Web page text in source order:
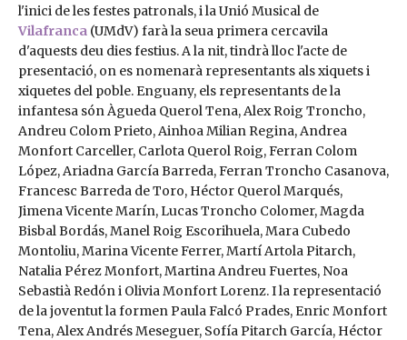
l'inici de les festes patronals, i la Unió Musical de
Vilafranca (UMdV) farà la seua primera cercavila
d'aquests deu dies festius. A la nit, tindrà lloc l'acte de
presentació, on es nomenarà representants als xiquets i
xiquetes del poble. Enguany, els representants de la
infantesa són Àgueda Querol Tena, Alex Roig Troncho,
Andreu Colom Prieto, Ainhoa Milian Regina, Andrea
Monfort Carceller, Carlota Querol Roig, Ferran Colom
López, Ariadna García Barreda, Ferran Troncho Casanova,
Francesc Barreda de Toro, Héctor Querol Marqués,
Jimena Vicente Marín, Lucas Troncho Colomer, Magda
Bisbal Bordás, Manel Roig Escorihuela, Mara Cubedo
Montoliu, Marina Vicente Ferrer, Martí Artola Pitarch,
Natalia Pérez Monfort, Martina Andreu Fuertes, Noa
Sebastià Redón i Olivia Monfort Lorenz. I la representació
de la joventut la formen Paula Falcó Prades, Enric Monfort
Tena, Alex Andrés Meseguer, Sofía Pitarch García, Héctor